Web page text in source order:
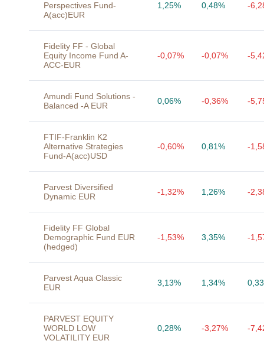
Perspectives Fund-
A(acc)EUR
1,25% 0,48% -
Fidelity FF - Global
Equity Income Fund A-
ACC-EUR
-0,07% -0,07% -
Amundi Fund Solutions -
Balanced -A EUR
0,06% -0,36% -
FTIF-Franklin K2
Alternative Strategies
Fund-A(acc)USD
-0,60% 0,81% -
Parvest Diversified
Dynamic EUR
-1,32% 1,26% -
Fidelity FF Global
Demographic Fund EUR
(hedged)
-1,53% 3,35% -
Parvest Aqua Classic
EUR
3,13% 1,34%
PARVEST EQUITY
WORLD LOW
VOLATILITY EUR
0,28% -3,27% -